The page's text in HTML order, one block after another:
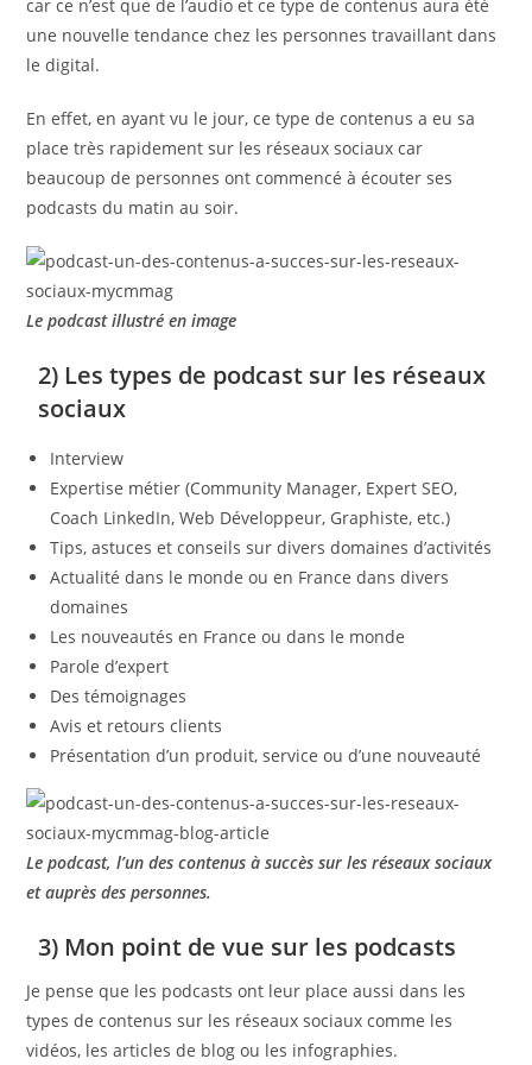
car ce n’est que de l’audio et ce type de contenus aura été
une nouvelle tendance chez les personnes travaillant dans
le digital.
En effet, en ayant vu le jour, ce type de contenus a eu sa
place très rapidement sur les réseaux sociaux car
beaucoup de personnes ont commencé à écouter ses
podcasts du matin au soir.
Le podcast illustré en image
2) Les types de podcast sur les réseaux
sociaux
Interview
Expertise métier (Community Manager, Expert SEO,
Coach LinkedIn, Web Développeur, Graphiste, etc.)
Tips, astuces et conseils sur divers domaines d’activités
Actualité dans le monde ou en France dans divers
domaines
Les nouveautés en France ou dans le monde
Parole d’expert
Des témoignages
Avis et retours clients
Présentation d’un produit, service ou d’une nouveauté
Le podcast, l’un des contenus à succès sur les réseaux sociaux
et auprès des personnes.
3) Mon point de vue sur les podcasts
Je pense que les podcasts ont leur place aussi dans les
types de contenus sur les réseaux sociaux comme les
vidéos, les articles de blog ou les infographies.